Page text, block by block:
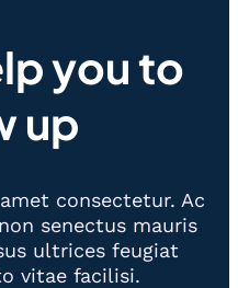
you to
up
consectetur. Ac
senectus mauris
ultrices feugiat
vitae facilisi.